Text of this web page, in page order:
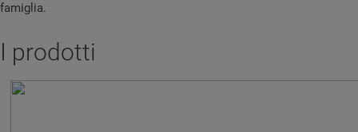
famiglia.
I prodotti